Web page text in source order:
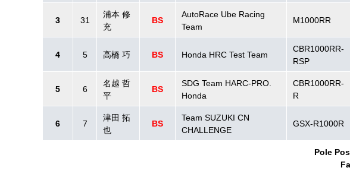
Pole
3 31
浦本 修
充
BS
AutoRace Ube Racing
Team
M1000RR
4 5 高橋 巧 BS Honda HRC Test Team
CBR1000RR-
RSP
5 6
名越 哲
平
BS
SDG Team HARC‐PRO.
Honda
CBR1000RR-
R
6 7
津田 拓
也
BS
Team SUZUKI CN
CHALLENGE
GSX-R1000R